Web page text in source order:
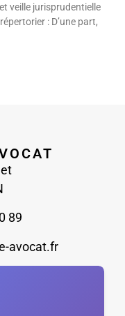
veille jurisprudentielle
: D’une part,
89
avocat.fr